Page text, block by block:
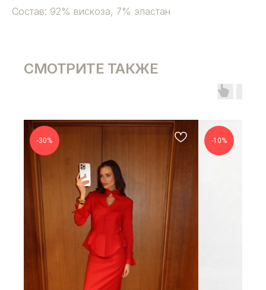
Состав: 92% вискоза, 7% эластан
СМОТРИТЕ ТАКЖЕ
-30% -10%